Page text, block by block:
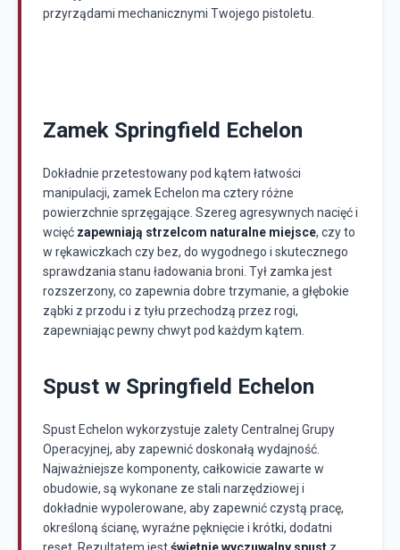
przyrządami mechanicznymi Twojego pistoletu.
Zamek Springfield Echelon
Dokładnie przetestowany pod kątem łatwości
manipulacji, zamek Echelon ma cztery różne
powierzchnie sprzęgające. Szereg agresywnych nacięć i
wcięć zapewniają strzelcom naturalne miejsce, czy to
w rękawiczkach czy bez, do wygodnego i skutecznego
sprawdzania stanu ładowania broni. Tył zamka jest
rozszerzony, co zapewnia dobre trzymanie, a głębokie
ząbki z przodu i z tyłu przechodzą przez rogi,
zapewniając pewny chwyt pod każdym kątem.
Spust w Springfield Echelon
Spust Echelon wykorzystuje zalety Centralnej Grupy
Operacyjnej, aby zapewnić doskonałą wydajność.
Najważniejsze komponenty, całkowicie zawarte w
obudowie, są wykonane ze stali narzędziowej i
dokładnie wypolerowane, aby zapewnić czystą pracę,
określoną ścianę, wyraźne pęknięcie i krótki, dodatni